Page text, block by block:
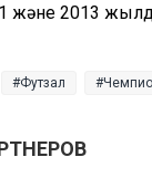
және 2013
Футзал